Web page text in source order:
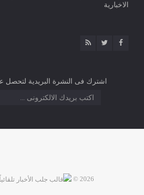
الاخبارية
اشترك فى النشرة البريدية لتحصل
2026 ©